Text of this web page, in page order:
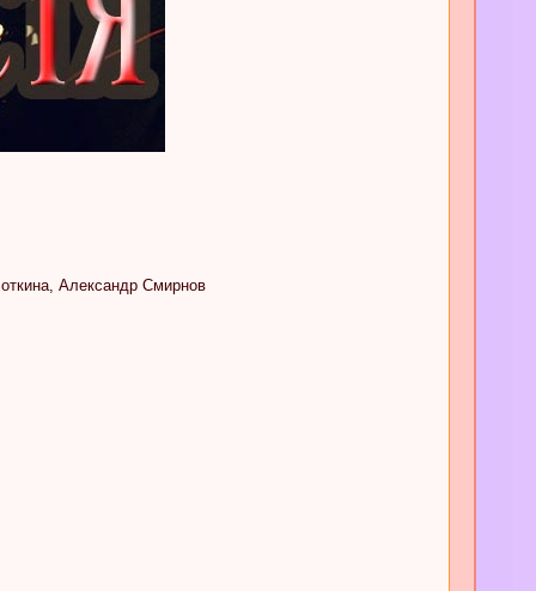
Александр Смирнов